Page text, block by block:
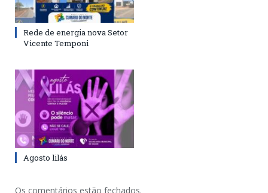
Rede de energia nova Setor
Vicente Temponi
Agosto lilás
Os comentários estão fechados.